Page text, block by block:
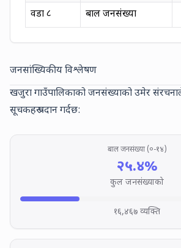
वडा८ बाल जनसंख्या
जनसांख्यिकीय विश्लेषण
खजुरा गाउँपालिकाको जनसंख्याको उमेर
सूचकहरू प्रदान गर्दछ:
बाल जनसंख्या (०-१४)
२५.४%
कुल जनसंख्याको
१६,४६७ व्यक्ति